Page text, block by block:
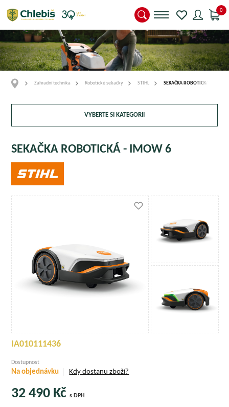
0
Zahradní technika Robotické sekačky STIHL SEKAČKA ROBOTICKÁ - IMOW
VYBERTE SI KATEGORII
SEKAČKA ROBOTICKÁ - IMOW 6
IA010111436
Dostupnost
Na objednávku Kdy dostanu zboží?
32 490 Kčs DPH